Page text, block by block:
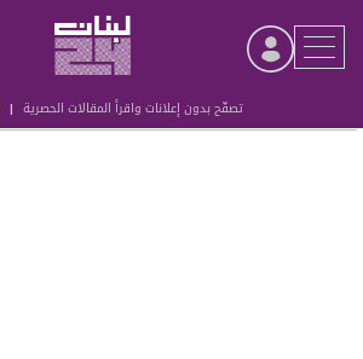
تصفّح بدون إعلانات واقرأ المقالات الحصرية |
Advertisement